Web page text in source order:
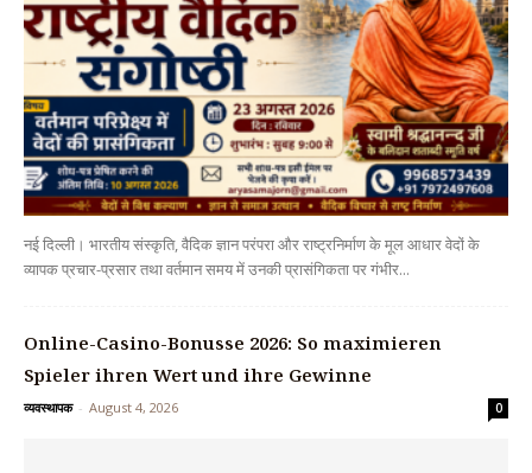
नई दिल्ली। भारतीय संस्कृति, वैदिक ज्ञान परंपरा और राष्ट्रनिर्माण के मूल आधार वेदों के
व्यापक प्रचार-प्रसार तथा वर्तमान समय में उनकी प्रासंगिकता पर गंभीर...
Online-Casino-Bonusse 2026: So maximieren
Spieler ihren Wert und ihre Gewinne
व्यवस्थापक - August 4, 2026 0